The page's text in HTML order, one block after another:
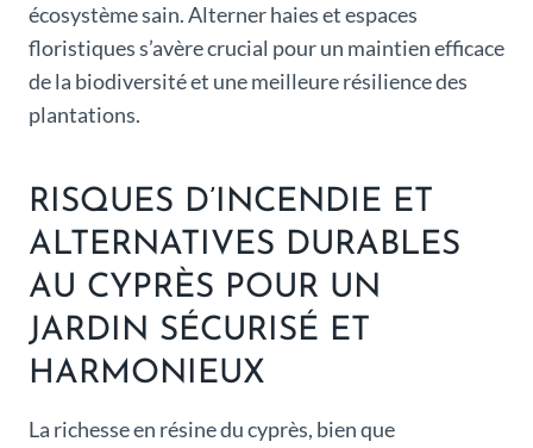
écosystème sain. Alterner haies et espaces
floristiques s’avère crucial pour un maintien efficace
de la biodiversité et une meilleure résilience des
plantations.
RISQUES D’INCENDIE ET
ALTERNATIVES DURABLES
AU CYPRÈS POUR UN
JARDIN SÉCURISÉ ET
HARMONIEUX
La richesse en résine du cyprès, bien que